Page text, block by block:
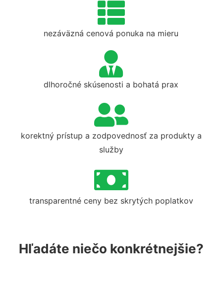
nezáväzná cenová ponuka na mieru
dlhoročné skúsenosti a bohatá prax
korektný prístup a zodpovednosť za produkty a
služby
transparentné ceny bez skrytých poplatkov
Hľadáte niečo konkrétnejšie?